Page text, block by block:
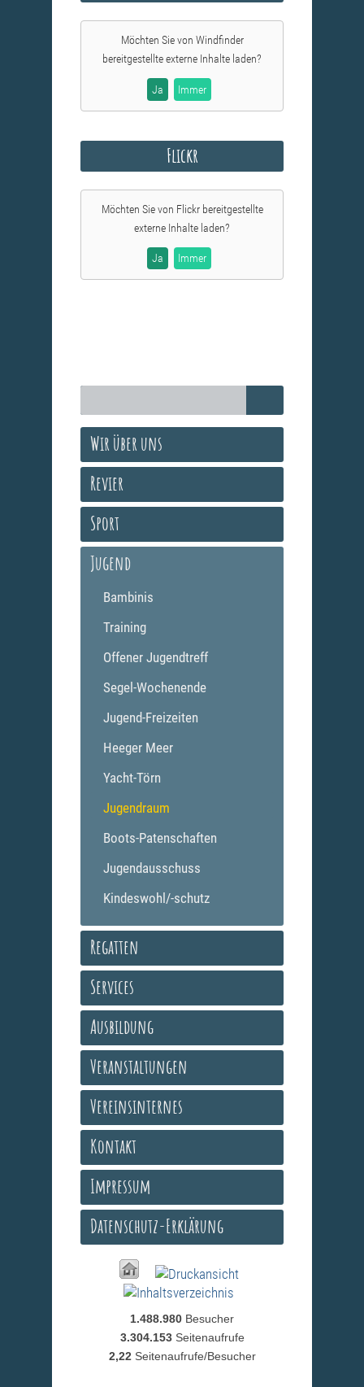
Möchten Sie von Windfinder
bereitgestellte externe Inhalte laden?
Ja Immer
Flickr
Möchten Sie von Flickrbereitgestellte
externe Inhalte laden?
Ja Immer
Wir über uns
Revier
Sport
Jugend
Bambinis
Training
Offener Jugendtreff
Segel-Wochenende
Jugend-Freizeiten
Heeger Meer
Yacht-Törn
Jugendraum
Boots-Patenschaften
Jugendausschuss
Kindeswohl/-schutz
Regatten
Services
Ausbildung
Veranstaltungen
Vereinsinternes
Kontakt
Impressum
Datenschutz-Erklärung
1.488.980 Besucher
3.304.153 Seitenaufrufe
2,22 Seitenaufrufe/Besucher